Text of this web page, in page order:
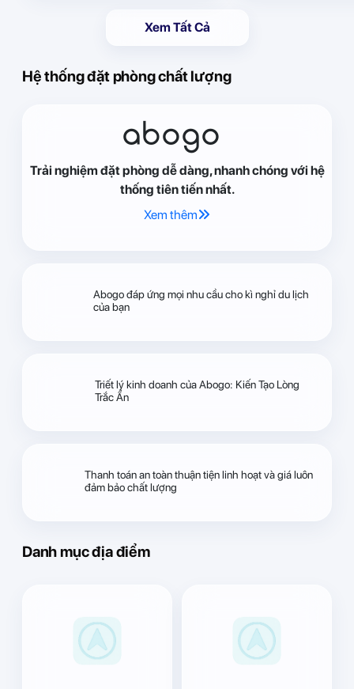
Xem Tất Cả
Hệ thống đặt phòng chất lượng
abogo
Trải nghiệm đặt phòng dễ dàng, nhanh chóng với hệ
thống tiên tiến nhất.
Xem thêm
Abogo đáp ứng mọi nhu cầu cho kì nghỉ du lịch
của bạn
Triết lý kinh doanh của Abogo: Kiến Tạo Lòng
Trắc Ẩn
Thanh toán an toàn thuận tiện linh hoạt và giá luôn
đảm bảo chất lượng
Danh mục địa điểm